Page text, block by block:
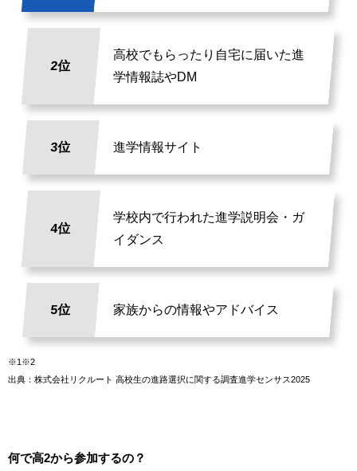
2位
高校でもらったり自宅に届いた進
学情報誌やDM
3位 進学情報サイト
4位
学校内で行われた進学説明会・ガ
イダンス
5位 家族からの情報やアドバイス
※1※2
出典：株式会社リクルート 高校生の進路選択に関する調査進学センサス2025
何で高2から参加するの？